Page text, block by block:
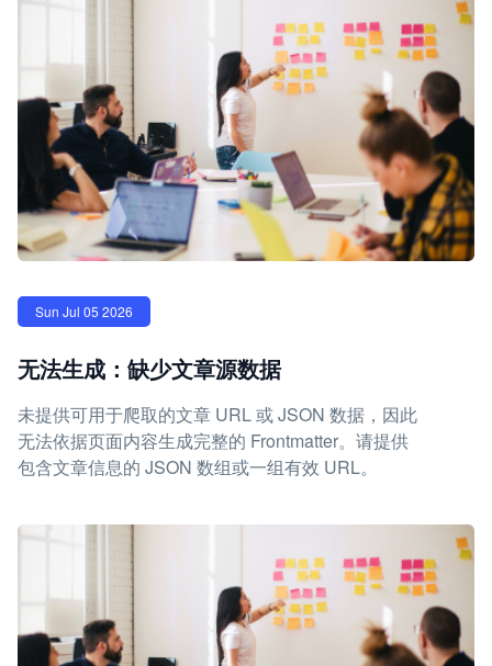
Sun Jul 05 2026
无法生成：缺少文章源数据
未提供可用于爬取的文章 URL 或 JSON 数据，因此
无法依据页面内容生成完整的 Frontmatter。请提供
包含文章信息的 JSON 数组或一组有效 URL。